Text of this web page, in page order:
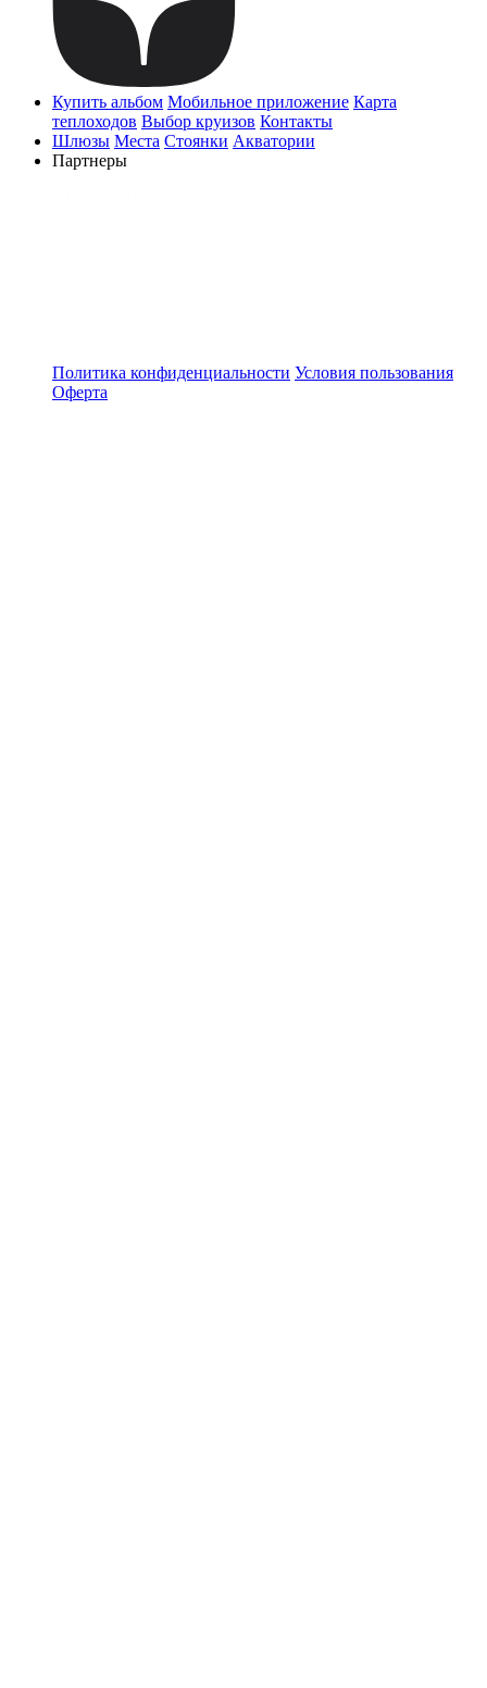
Купить альбом Мобильное приложение Карта
теплоходов Выбор круизов Контакты
Шлюзы Места Стоянки Акватории
Партнеры
Политика конфиденциальности Условия пользования
Оферта